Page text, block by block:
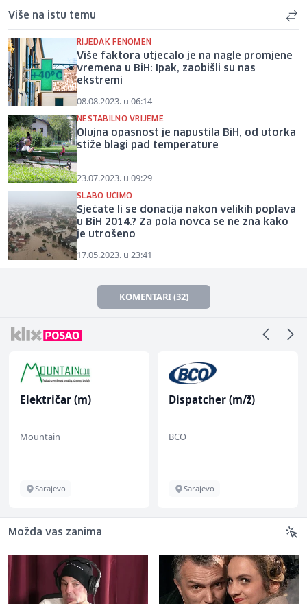
Više na istu temu
RIJEDAK FENOMEN
Više faktora utjecalo je na nagle promjene
vremena u BiH: Ipak, zaobišli su nas
ekstremi
08.08.2023. u 06:14
NESTABILNO VRIJEME
Olujna opasnost je napustila BiH, od utorka
stiže blagi pad temperature
23.07.2023. u 09:29
SLABO UČIMO
Sjećate li se donacija nakon velikih poplava
u BiH 2014.? Za pola novca se ne zna kako
je utrošeno
17.05.2023. u 23:41
KOMENTARI (32)
Električar (m)
Mountain
Sarajevo
Dispatcher (m/ž)
BCO
Sarajevo
Možda vas zanima